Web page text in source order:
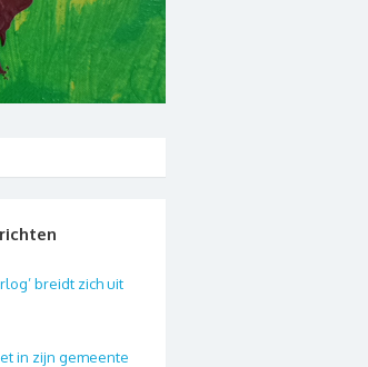
breidt zich uit
in zijn gemeente